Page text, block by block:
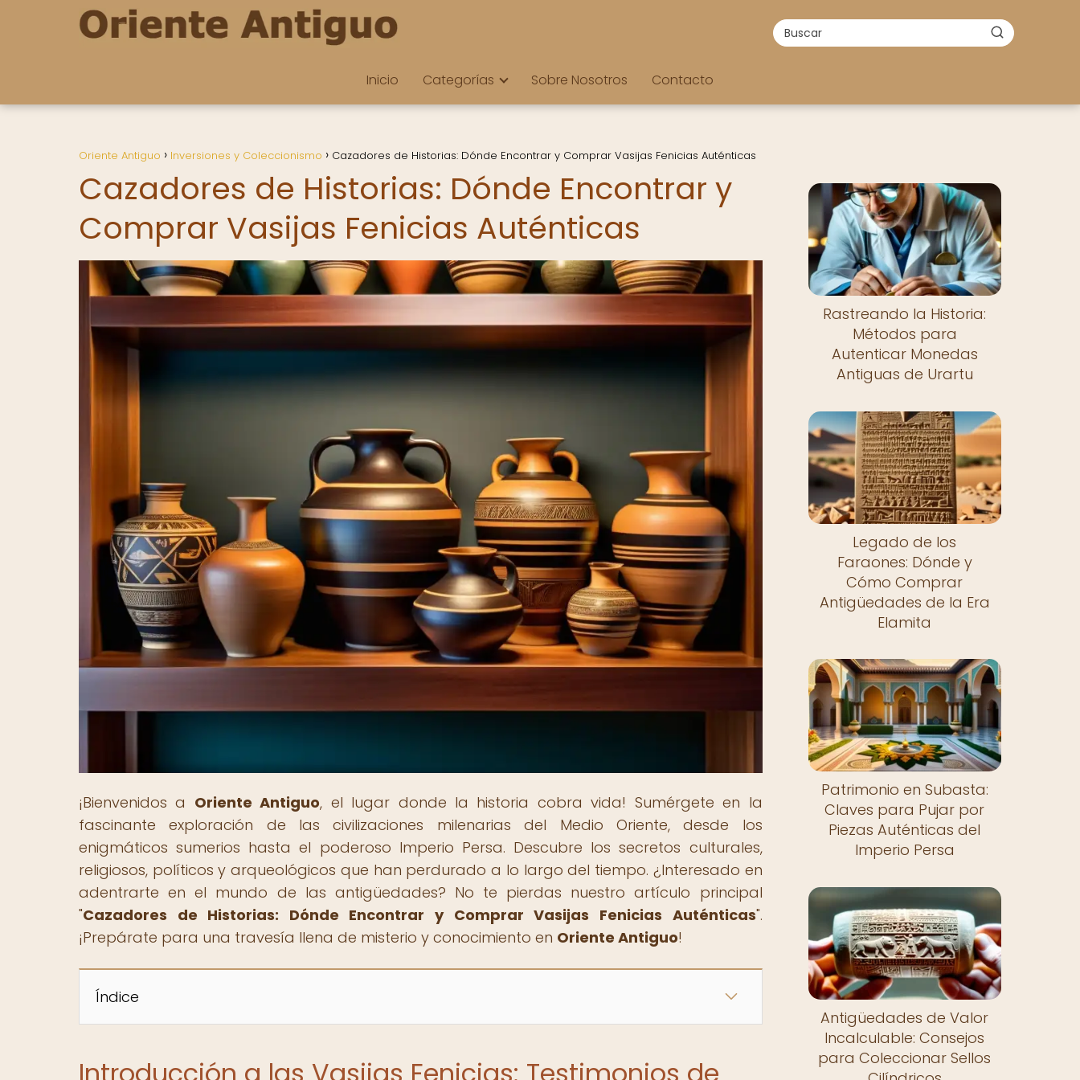
Inicio Categorías Sobre Nosotros Contacto
Oriente Antiguo Inversiones y Coleccionismo Cazadores de Historias: Dónde Encontrar y Comprar Vasijas Fenicias Auténticas
Cazadores de Historias: Dónde Encontrar y
Comprar Vasijas Fenicias Auténticas
¡Bienvenidos a Oriente Antiguo, el lugar donde la historia cobra vida! Sumérgete en la
fascinante exploración de las civilizaciones milenarias del Medio Oriente, desde los
enigmáticos sumerios hasta el poderoso Imperio Persa. Descubre los secretos culturales,
religiosos, políticos y arqueológicos que han perdurado a lo largo del tiempo. ¿Interesado en
adentrarte en el mundo de las antigüedades? No te pierdas nuestro artículo principal
"Cazadores de Historias: Dónde Encontrar y Comprar Vasijas Fenicias Auténticas".
¡Prepárate para una travesía llena de misterio y conocimiento en Oriente Antiguo!
Índice
Rastreando la Historia:
Métodos para
Autenticar Monedas
Antiguas de Urartu
Legado de los
Faraones: Dónde y
Cómo Comprar
Antigüedades de la Era
Elamita
Patrimonio en Subasta:
Claves para Pujar por
Piezas Auténticas del
Imperio Persa
Antigüedades de Valor
Incalculable: Consejos
para Coleccionar Sellos